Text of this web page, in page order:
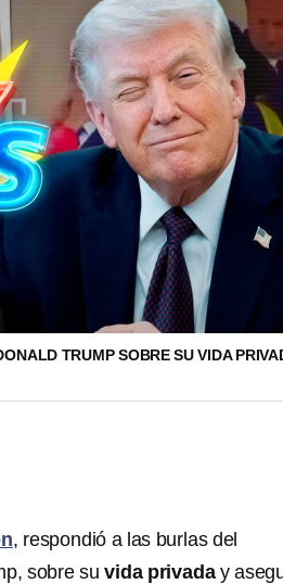
TRUMP SOBRE SU VIDA
, respondió a las burlas del
sobre suvida privaday